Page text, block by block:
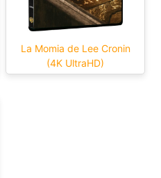
La Momia de Lee Cronin
(4K UltraHD)